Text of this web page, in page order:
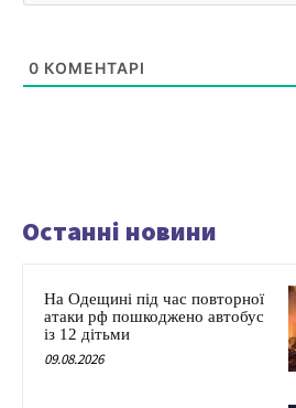
0 КОМЕНТАРІ
Останні новини
На Одещині під час повторної
атаки рф пошкоджено автобус
із 12 дітьми
09.08.2026